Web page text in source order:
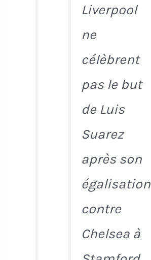
Liverpool
ne
célèbrent
pas le but
de Luis
Suarez
après son
égalisation
contre
Chelsea à